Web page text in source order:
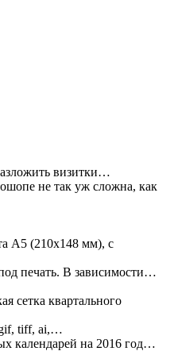
визитки…
не так уж сложна, как
А5 (210х148 мм), с
печать. В зависимости…
сетка квартального
gif, tiff, ai,…
календарей на 2016 год…